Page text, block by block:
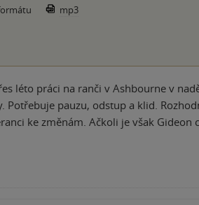
mp3
léto práci na ranči v Ashbourne v
Potřebuje pauzu, odstup a klid.
ke změnám. Ačkoli je však Gideon